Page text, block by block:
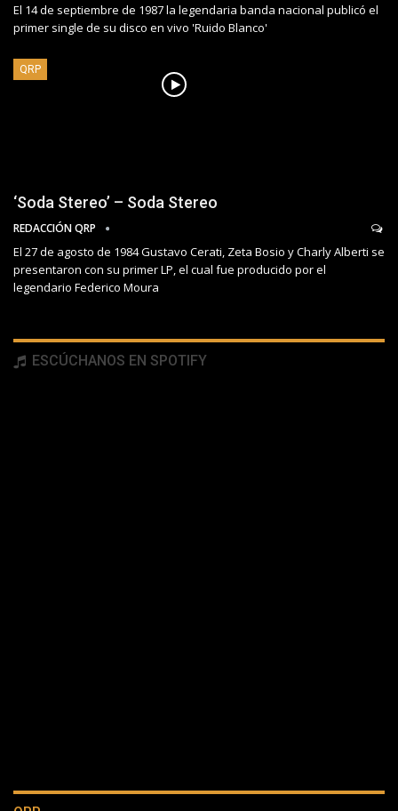
El 14 de septiembre de 1987 la legendaria banda nacional publicó el
primer single de su disco en vivo 'Ruido Blanco'
QRP
‘Soda Stereo’ – Soda Stereo
REDACCIÓN QRP
El 27 de agosto de 1984 Gustavo Cerati, Zeta Bosio y Charly Alberti se
presentaron con su primer LP, el cual fue producido por el
legendario Federico Moura
ESCÚCHANOS EN SPOTIFY